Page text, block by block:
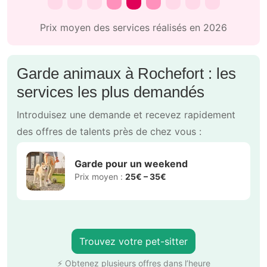
Prix moyen des services réalisés en 2026
Garde animaux à Rochefort : les
services les plus demandés
Introduisez une demande et recevez rapidement
des offres de talents près de chez vous :
Garde pour un weekend
Prix moyen : 25€ – 35€
Trouvez votre pet-sitter
⚡ Obtenez plusieurs offres dans l’heure